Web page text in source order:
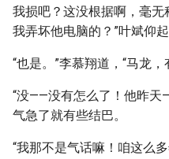
我损吧？这没根据啊，毫
我弄坏他电脑的？”叶斌仰
“也是。”李慕翔道，“马龙
“没——没有怎么了！他昨天
气急了就有些结巴。
“我那不是气话嘛！咱这么